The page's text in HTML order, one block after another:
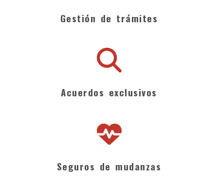
Gestión de trámites
Acuerdos exclusivos
Seguros de mudanzas